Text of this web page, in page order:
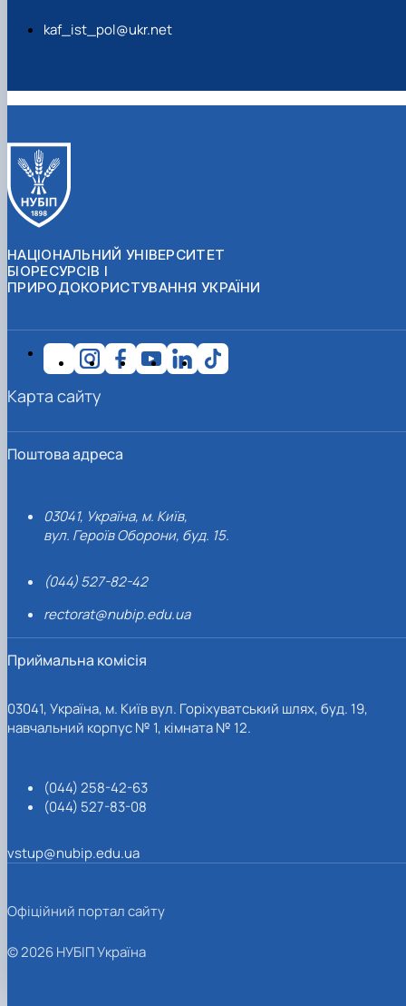
kaf_ist_pol@ukr.net
НАЦІОНАЛЬНИЙ УНІВЕРСИТЕТ
БІОРЕСУРСІВ І
ПРИРОДОКОРИСТУВАННЯ УКРАЇНИ
Поштова адреса
03041, Україна, м. Київ,
вул. Героїв Оборони, буд. 15.
(044) 527-82-42
rectorat@nubip.edu.ua
Приймальна комісія
03041, Україна, м. Київ вул. Горіхуватський шлях, буд. 19,
навчальний корпус № 1, кімната № 12.
(044) 258-42-63
(044) 527-83-08
vstup@nubip.edu.ua
Карта сайту
Офіційний портал сайту
© 2026 НУБІП Україна